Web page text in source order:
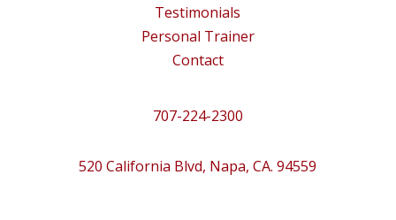
Testimonials
Personal Trainer
Contact
707-224-2300
520 California Blvd, Napa, CA. 94559